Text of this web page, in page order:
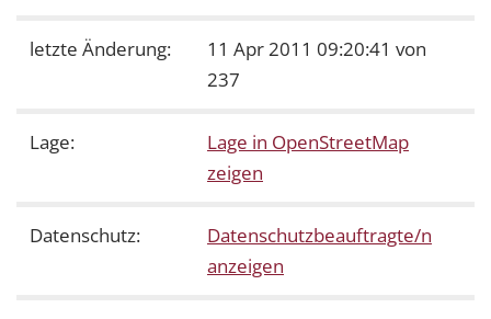
letzte Änderung:
11 Apr 2011 09:20:41 von
237
Lage:
Lage in OpenStreetMap
zeigen
Datenschutz:
Datenschutzbeauftragte/n
anzeigen